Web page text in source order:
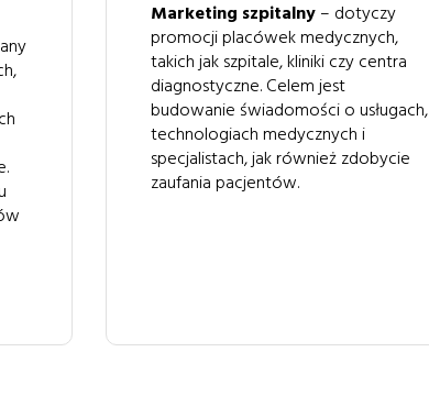
Marketing szpitalny– dotyczy
promocji placówek medycznych,
takich jak szpitale, kliniki czy centra
diagnostyczne. Celem jest
budowanie świadomości o usługach,
technologiach medycznych i
specjalistach, jak również zdobycie
zaufania pacjentów.